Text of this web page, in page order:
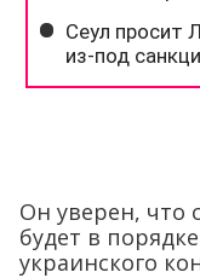
Он уверен, что
будет в
украинского